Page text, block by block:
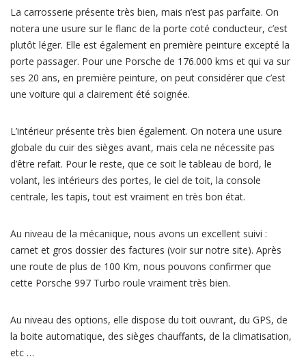
La carrosserie présente très bien, mais n’est pas parfaite. On
notera une usure sur le flanc de la porte coté conducteur, c’est
plutôt léger. Elle est également en première peinture excepté la
porte passager. Pour une Porsche de 176.000 kms et qui va sur
ses 20 ans, en première peinture, on peut considérer que c’est
une voiture qui a clairement été soignée.
L’intérieur présente très bien également. On notera une usure
globale du cuir des sièges avant, mais cela ne nécessite pas
d’être refait. Pour le reste, que ce soit le tableau de bord, le
volant, les intérieurs des portes, le ciel de toit, la console
centrale, les tapis, tout est vraiment en très bon état.
Au niveau de la mécanique, nous avons un excellent suivi :
carnet et gros dossier des factures (voir sur notre site). Après
une route de plus de 100 Km, nous pouvons confirmer que
cette Porsche 997 Turbo roule vraiment très bien.
Au niveau des options, elle dispose du toit ouvrant, du GPS, de
la boite automatique, des sièges chauffants, de la climatisation,
etc …